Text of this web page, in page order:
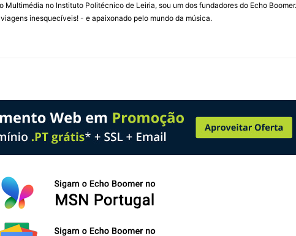
no Instituto Politécnico de Leiria, sou um dos fundadores do Echo
inesquecíveis! - e apaixonado pelo mundo da música.